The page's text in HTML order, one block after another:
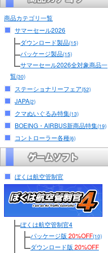
商品カテゴリ一覧
サマーセール2026
ダウンロード製品(15)
パッケージ製品(15)
サマーセール2026全対象商品一
覧(30)
ステーショナリーフェア(52)
JAPA(2)
クマぬいぐるみ特集(13)
BOEING・AIRBUS新商品特集(19)
コントローラー各種(6)
ぼくは航空管制官
ぼくは航空管制官4
パッケージ版 20%OFF(10)
ダウンロード版 20%OFF